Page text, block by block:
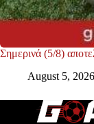
Σημερινά (5/8)
August 5, 2026